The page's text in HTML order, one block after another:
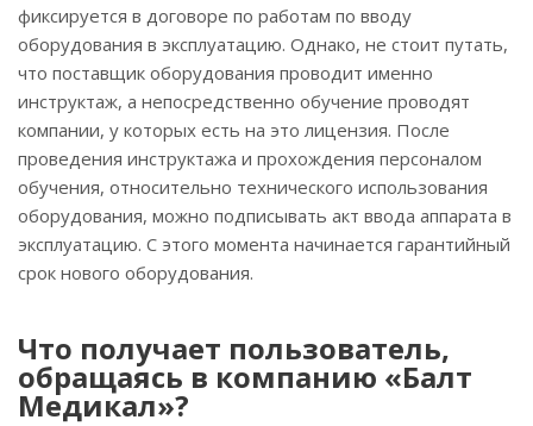
фиксируется в договоре по работам по вводу
оборудования в эксплуатацию. Однако, не стоит путать,
что поставщик оборудования проводит именно
инструктаж, а непосредственно обучение проводят
компании, у которых есть на это лицензия. После
проведения инструктажа и прохождения персоналом
обучения, относительно технического использования
оборудования, можно подписывать акт ввода аппарата в
эксплуатацию. С этого момента начинается гарантийный
срок нового оборудования.
Что получает пользователь,
обращаясь в компанию «Балт
Медикал»?